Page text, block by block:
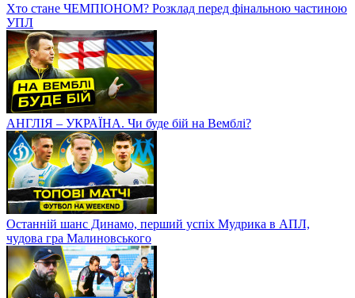
Хто стане ЧЕМПІОНОМ? Розклад перед фінальною частиною
УПЛ
АНГЛІЯ – УКРАЇНА. Чи буде бій на Вемблі?
Останній шанс Динамо, перший успіх Мудрика в АПЛ,
чудова гра Малиновського